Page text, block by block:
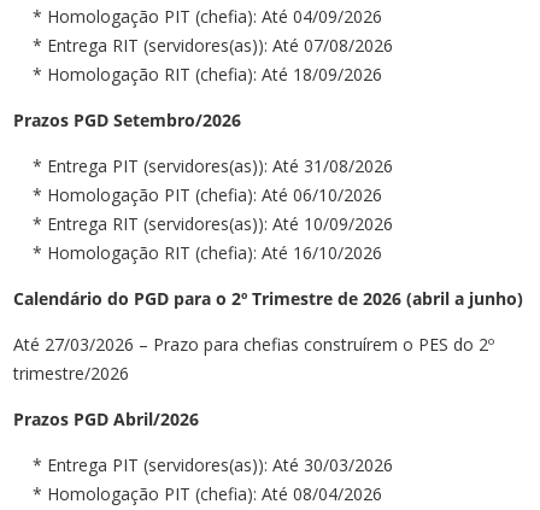
* Homologação PIT (chefia): Até 04/09/2026
* Entrega RIT (servidores(as)): Até 07/08/2026
* Homologação RIT (chefia): Até 18/09/2026
Prazos PGD Setembro/2026
* Entrega PIT (servidores(as)): Até 31/08/2026
* Homologação PIT (chefia): Até 06/10/2026
* Entrega RIT (servidores(as)): Até 10/09/2026
* Homologação RIT (chefia): Até 16/10/2026
Calendário do PGD para o 2º Trimestre de 2026 (abril a junho)
Até 27/03/2026 – Prazo para chefias construírem o PES do 2º
trimestre/2026
Prazos PGD Abril/2026
* Entrega PIT (servidores(as)): Até 30/03/2026
* Homologação PIT (chefia): Até 08/04/2026